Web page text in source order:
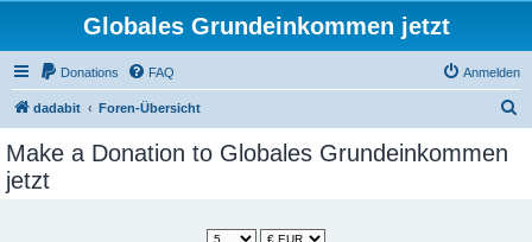
Globales Grundeinkommen jetzt
Donations FAQ Anmelden
dadabit Foren-Übersicht
Make a Donation to Globales Grundeinkommen
jetzt